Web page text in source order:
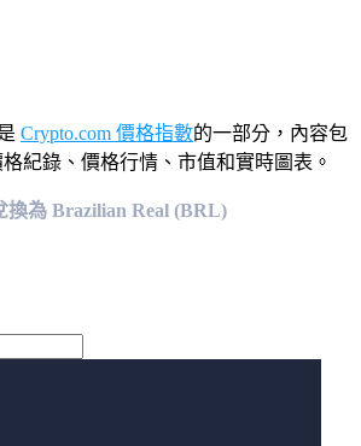
Crypto.com 價格指數的一部分，內容包
紀錄、價格行情、市值和實時圖表。
換為 Brazilian Real (BRL)